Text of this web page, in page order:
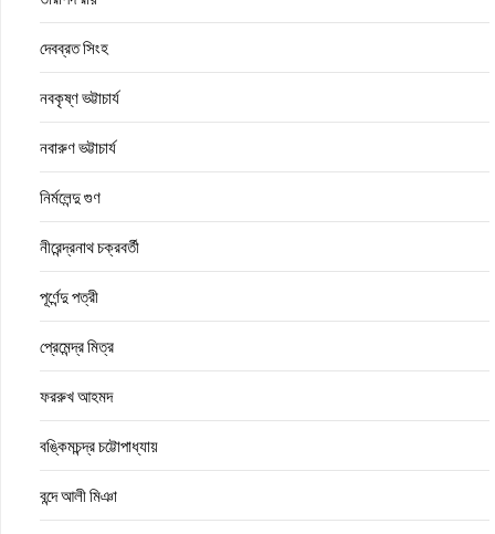
দেবব্রত সিংহ
নবকৃষ্ণ ভট্টাচার্য
নবারুণ ভট্টাচার্য
নির্মলেন্দু গুণ
নীরেন্দ্রনাথ চক্রবর্তী
পূর্ণেন্দু পত্রী
প্রেমেন্দ্র মিত্র
ফররুখ আহমদ
বঙ্কিমচন্দ্র চট্টোপাধ্যায়
বন্দে আলী মিঞা